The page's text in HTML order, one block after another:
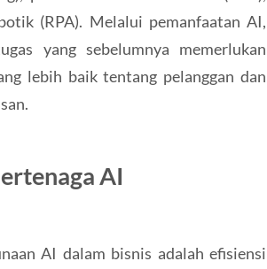
(RPA). Melalui pemanfaatan AI,
yang sebelumnya memerlukan
lebih baik tentang pelanggan dan
AI
AI dalam bisnis adalah efisiensi